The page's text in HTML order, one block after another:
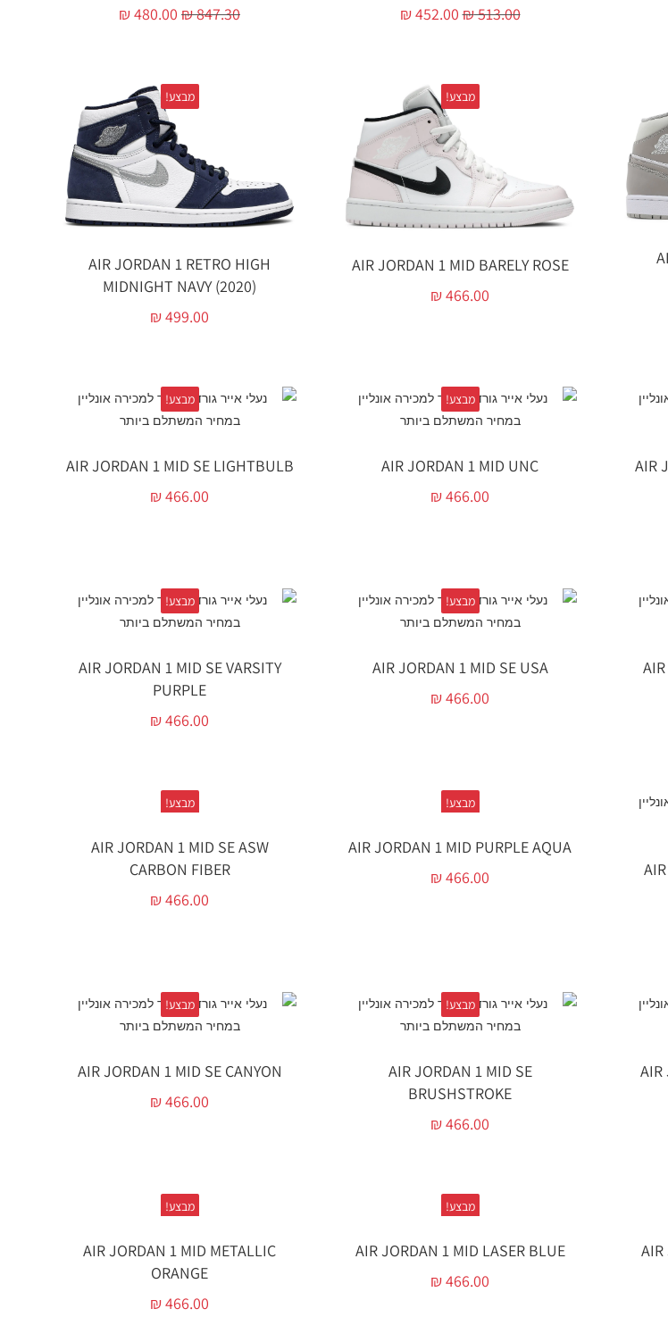
₪513.00
₪452.00
₪847.30
₪480.00
מבצע!
AIR JORDAN 1 MID BARELY ROSE
₪466.00
מבצע!
AIR JORDAN 1 RETRO HIGH
MIDNIGHT NAVY (2020)
₪499.00
AIR
מבצע!
AIR JORDAN 1 MID UNC
₪466.00
מבצע!
AIR JORDAN 1 MID SE LIGHTBULB
₪466.00
מבצע!
AIR JORDAN 1 MID SE USA
₪466.00
מבצע!
AIR JORDAN 1 MID SE VARSITY
PURPLE
₪466.00
מבצע!
AIR JORDAN 1 MID PURPLE AQUA
₪466.00
מבצע!
AIR JORDAN 1 MID SE ASW
CARBON FIBER
₪466.00
AIR
מבצע!
AIR JORDAN 1 MID SE
BRUSHSTROKE
₪466.00
מבצע!
AIR JORDAN 1 MID SE CANYON
₪466.00
AIR
מבצע!
AIR JORDAN 1 MID LASER BLUE
₪466.00
מבצע!
AIR JORDAN 1 MID METALLIC
ORANGE
₪466.00